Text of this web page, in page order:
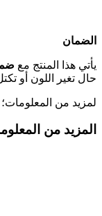
الضمان
يأتي هذا المنتج مع
حال تغير اللون أو
لمزيد من
المزيد من